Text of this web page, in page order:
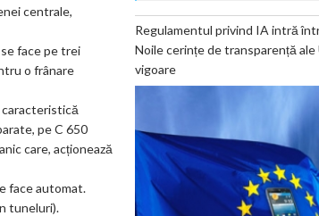
centrale,
face pe trei
o frânare
pe C 650
care, acționează
face automat.
tuneluri).
Regulamentul privind IA intră
Noile cerințe de transparență ale
vigoare